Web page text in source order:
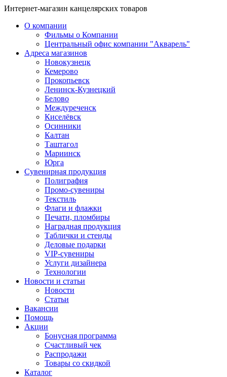
Интернет-магазин канцелярских товаров
О компании
Фильмы о Компании
Центральный офис компании "Акварель"
Адреса магазинов
Новокузнецк
Кемерово
Прокопьевск
Ленинск-Кузнецкий
Белово
Междуреченск
Киселёвск
Осинники
Калтан
Таштагол
Мариинск
Юрга
Сувенирная продукция
Полиграфия
Промо-сувениры
Текстиль
Флаги и флажки
Печати, пломбиры
Наградная продукция
Таблички и стенды
Деловые подарки
VIP-сувениры
Услуги дизайнера
Технологии
Новости и статьи
Новости
Статьи
Вакансии
Помощь
Акции
Бонусная программа
Счастливый чек
Распродажи
Товары со скидкой
Каталог